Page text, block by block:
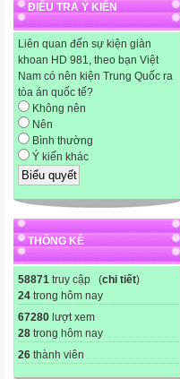
ĐIỀU TRA Ý KIẾN
Liên quan đến sự kiện giàn
khoan HD 981, theo bạn Việt
Nam có nên kiện Trung Quốc ra
tòa án quốc tế?
Không nên
Nên
Bình thường
Ý kiến khác
THỐNG KÊ
58871 truy cập (chi tiết)
24 trong hôm nay
67280 lượt xem
28 trong hôm nay
26 thành viên